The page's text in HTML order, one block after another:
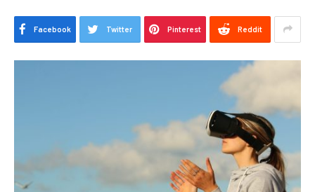
Facebook Twitter Pinterest Reddit